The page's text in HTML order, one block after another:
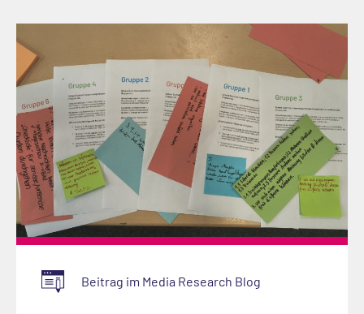
Beitrag im Media Research Blog